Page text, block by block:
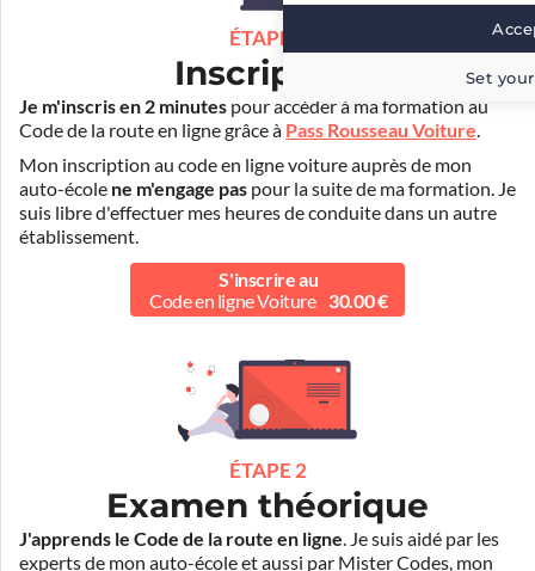
ÉTAPE 1
Inscription
Je m'inscris en 2 minutes pour accéder à ma formation au
Code de la route en ligne grâce à Pass Rousseau Voiture.
Mon inscription au code en ligne voiture auprès de mon
auto-école ne m'engage pas pour la suite de ma formation. Je
suis libre d'effectuer mes heures de conduite dans un autre
établissement.
S'inscrire au
Code en ligne Voiture
30.00 €
ÉTAPE 2
Examen théorique
J'apprends le Code de la route en ligne. Je suis aidé par les
experts de mon auto-école et aussi par Mister Codes, mon
Set